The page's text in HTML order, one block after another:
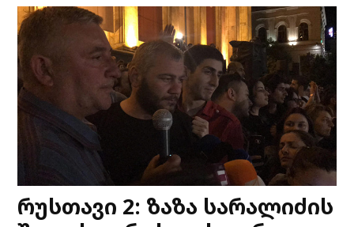
რუსთავი 2: ზაზა სარალიძის